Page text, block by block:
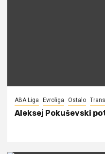
ABA Liga Evroliga Ostalo
Aleksej Pokuševski